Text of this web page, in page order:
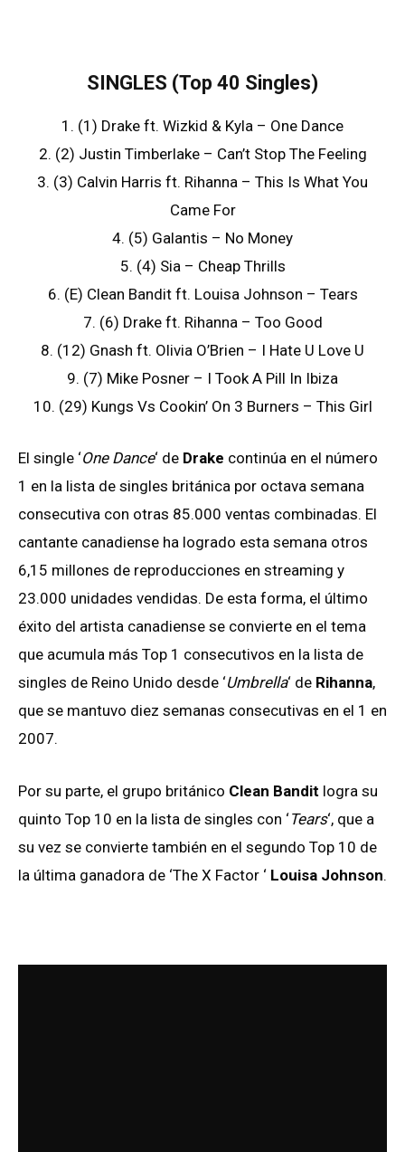
SINGLES (Top 40 Singles)
1. (1) Drake ft. Wizkid & Kyla – One Dance
2. (2) Justin Timberlake – Can’t Stop The Feeling
3. (3) Calvin Harris ft. Rihanna – This Is What You
Came For
4. (5) Galantis – No Money
5. (4) Sia – Cheap Thrills
6. (E) Clean Bandit ft. Louisa Johnson – Tears
7. (6) Drake ft. Rihanna – Too Good
8. (12) Gnash ft. Olivia O’Brien – I Hate U Love U
9. (7) Mike Posner – I Took A Pill In Ibiza
10. (29) Kungs Vs Cookin’ On 3 Burners – This Girl
El single ‘One Dance‘ de Drake continúa en el número
1 en la lista de singles británica por octava semana
consecutiva con otras 85.000 ventas combinadas. El
cantante canadiense ha logrado esta semana otros
6,15 millones de reproducciones en streaming y
23.000 unidades vendidas. De esta forma, el último
éxito del artista canadiense se convierte en el tema
que acumula más Top 1 consecutivos en la lista de
singles de Reino Unido desde ‘Umbrella‘ de Rihanna,
que se mantuvo diez semanas consecutivas en el 1 en
2007.
Por su parte, el grupo británico Clean Bandit logra su
quinto Top 10 en la lista de singles con ‘Tears‘, que a
su vez se convierte también en el segundo Top 10 de
la última ganadora de ‘The X Factor ‘ Louisa Johnson.